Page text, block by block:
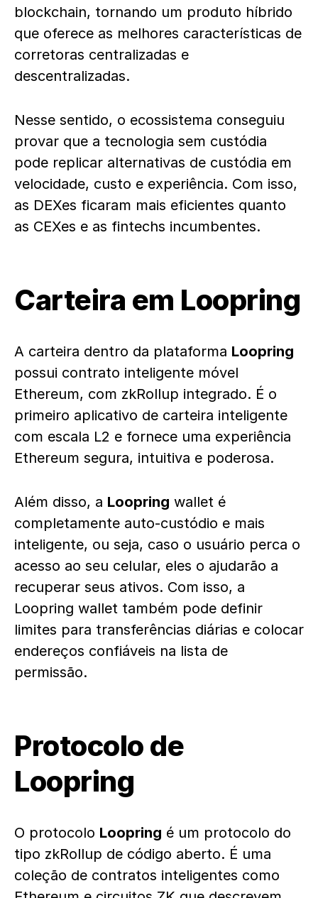
blockchain, tornando um produto híbrido
que oferece as melhores características de
corretoras centralizadas e
descentralizadas.
Nesse sentido, o ecossistema conseguiu
provar que a tecnologia sem custódia
pode replicar alternativas de custódia em
velocidade, custo e experiência. Com isso,
as DEXes ficaram mais eficientes quanto
as CEXes e as fintechs incumbentes.
Carteira em Loopring
A carteira dentro da plataforma Loopring
possui contrato inteligente móvel
Ethereum, com zkRollup integrado. É o
primeiro aplicativo de carteira inteligente
com escala L2 e fornece uma experiência
Ethereum segura, intuitiva e poderosa.
Além disso, a Loopring wallet é
completamente auto-custódio e mais
inteligente, ou seja, caso o usuário perca o
acesso ao seu celular, eles o ajudarão a
recuperar seus ativos. Com isso, a
Loopring wallet também pode definir
limites para transferências diárias e colocar
endereços confiáveis na lista de
permissão.
Protocolo de
Loopring
O protocolo Loopring é um protocolo do
tipo zkRollup de código aberto. É uma
coleção de contratos inteligentes como